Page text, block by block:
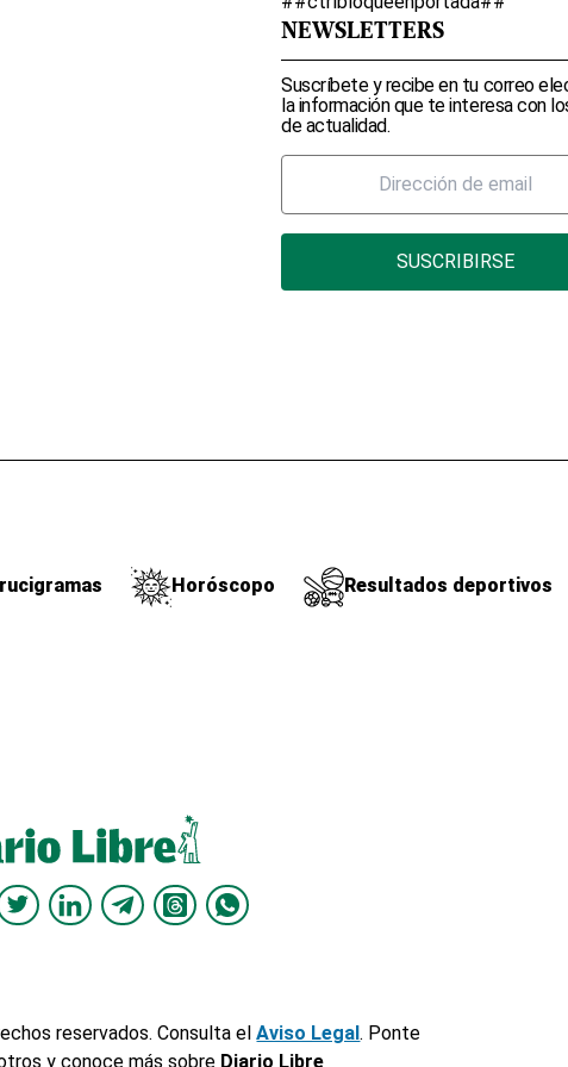
NEWSLETTERS
Suscríbete y recibe en tu correo
la información que te interesa con
de actualidad.
SUSCRIBIRSE
Horóscopo Resultados deportivos
reservados. Consulta elAviso Legal. Ponte
y conoce más sobre Diario Libre